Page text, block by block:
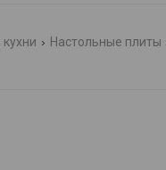
Настольные плиты